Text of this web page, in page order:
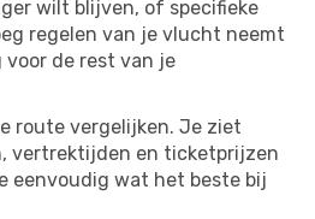
wilt blijven, of specifieke
regelen van je vlucht neemt
voor de rest van je
route vergelijken. Je ziet
vertrektijden en ticketprijzen
eenvoudig wat het beste bij